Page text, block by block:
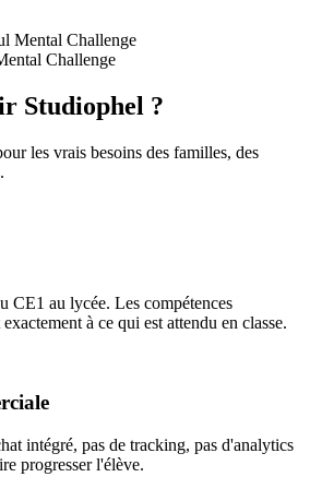
Studiophel ?
les vrais besoins des familles, des
CE1 au lycée. Les compétences
à ce qui est attendu en classe.
intégré, pas de tracking, pas d'analytics
progresser l'élève.